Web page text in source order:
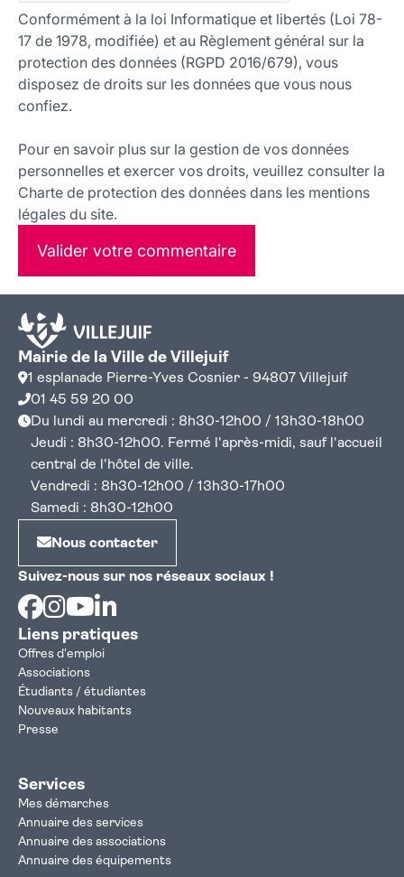
Conformément à la loi Informatique et libertés (Loi 78-
17 de 1978, modifiée) et au Règlement général sur la
protection des données (RGPD 2016/679), vous
disposez de droits sur les données que vous nous
confiez.
Pour en savoir plus sur la gestion de vos données
personnelles et exercer vos droits, veuillez consulter la
Charte de protection des données dans les mentions
légales du site.
Valider votre commentaire
Mairie de la Ville de Villejuif
1 esplanade Pierre-Yves Cosnier - 94807 Villejuif
01 45 59 20 00
Du lundi au mercredi : 8h30-12h00 / 13h30-18h00
Jeudi : 8h30-12h00. Fermé l'après-midi, sauf l'accueil
central de l'hôtel de ville.
Vendredi : 8h30-12h00 / 13h30-17h00
Samedi : 8h30-12h00
Nous contacter
Suivez-nous sur nos réseaux sociaux !
Facebook
Instagram
Youtube
Liens pratiques
Offres d'emploi
Associations
Étudiants / étudiantes
Nouveaux habitants
Presse
Services
Mes démarches
Annuaire des services
Annuaire des associations
Annuaire des équipements